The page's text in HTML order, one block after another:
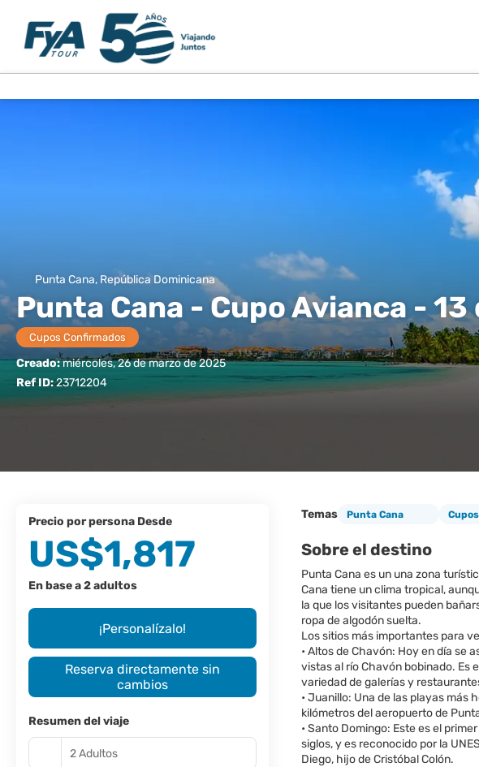
Punta Cana, República Dominicana
Punta Cana - Cupo Avianca -
Cupos Confirmados
Creado:miércoles, 26 de marzo de 2025
Ref ID:23712204
Temas Punta Cana Cupos
Sobre el destino
Punta Cana es un una zona
Cana tiene un clima tropical,
la que los visitantes pueden
ropa de algodón suelta.
Los sitios más importantes para
• Altos de Chavón: Hoy en día se
vistas al río Chavón bobinado. Es
variedad de galerías y
• Juanillo: Una de las playas más
kilómetros del aeropuerto de
• Santo Domingo: Este es el
siglos, y es reconocido por la
Diego, hijo de Cristóbal Colón.
precio por persona Desde
US$1,817
En base a 2 adultos
¡Personalízalo!
Reserva directamente sin
cambios
Resumen del viaje
2 Adultos